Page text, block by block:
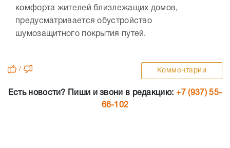
комфорта жителей близлежащих домов,
предусматривается обустройство
шумозащитного покрытия путей.
/ Комментарии
Есть новости? Пиши и звони в редакцию: +7 (937) 55-
66-102